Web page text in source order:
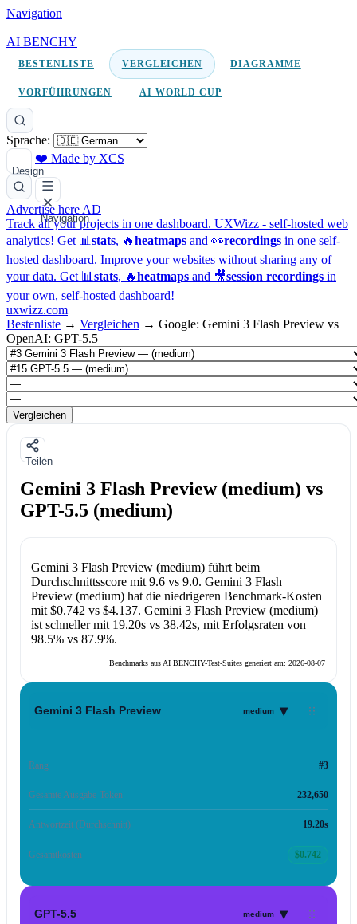
Navigation
AI BENCHY
BESTENLISTE VERGLEICHEN DIAGRAMME
VORFÜHRUNGEN AI WORLD CUP
Sprache:
Design
❤️ Made by XCS
Navigation
Advertise here AD
Track all your projects in one dashboard. UXWizz - self-hosted web
analytics! Get 📊 stats, 🔥heatmaps and 👀recordings in one self-
hosted dashboard. Improve your websites without sharing any of
your data. Get 📊 stats, 🔥heatmaps and 🎥session recordings in
your own, self-hosted dashboard!
uxwizz.com
Bestenliste → Vergleichen → Google: Gemini 3 Flash Preview vs
OpenAI: GPT-5.5
Vergleichen
Teilen
Gemini 3 Flash Preview (medium) vs
GPT-5.5 (medium)
Gemini 3 Flash Preview (medium)führt beim
Durchschnittsscore mit 9.6vs 9.0. Gemini 3 Flash
Preview (medium)hat die niedrigeren Benchmark-Kosten
mit $0.742 vs $4.137. Gemini 3 Flash Preview (medium)
ist schneller mit 19.20svs 38.42s, mit Erfolgsraten von
98.5%vs 87.9%.
Benchmarks aus AI BENCHY-Test-Suites generiert am: 2026-08-07
Gemini 3 Flash Preview medium ▾
Rang #3
Gesamte Ausgabe-Token 232,650
Antwortzeit (Durchschnitt) 19.20s
Gesamtkosten $0.742
GPT-5.5 medium ▾